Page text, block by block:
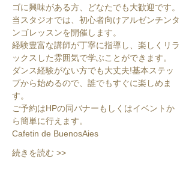
ゴに興味がある方、どなたでも大歓迎です。
当スタジオでは、初心者向けアルゼンチンタ
ンゴレッスンを開催します。
経験豊富な講師が丁寧に指導し、楽しくリラ
ックスした雰囲気で学ぶことができます。
ダンス経験がない方でも大丈夫!基本ステッ
プから始めるので、誰でもすぐに楽しめま
す。
ご予約はHPの同バナーもしくはイベントか
ら簡単に行えます。
Cafetin de BuenosAies
続きを読む >>